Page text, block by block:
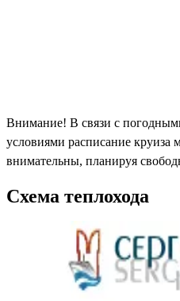
Внимание! В связи с
условиями расписание круиза
внимательны, планируя
Схема теплохода